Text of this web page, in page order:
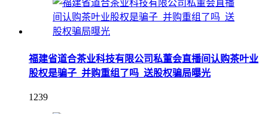
福建省道合茶业科技有限公司私董会直播间认购茶叶业
股权是骗子_并购重组了吗_送股权骗局曝光
1239